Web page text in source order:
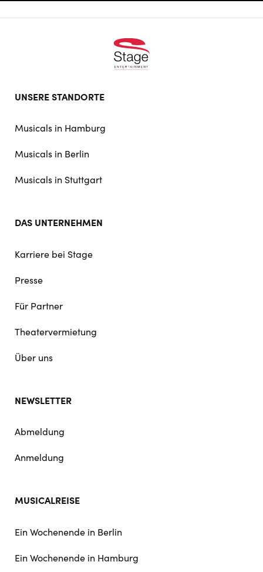
doormat
UNSERE STANDORTE
Musicals in Hamburg
Musicals in Berlin
Musicals in Stuttgart
DAS UNTERNEHMEN
Karriere bei Stage
Presse
Für Partner
Theatervermietung
Über uns
NEWSLETTER
Abmeldung
Anmeldung
MUSICALREISE
Ein Wochenende in Berlin
Ein Wochenende in Hamburg